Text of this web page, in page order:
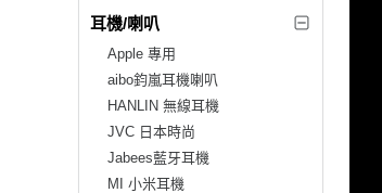
耳機/喇叭
Apple 專用
aibo鈞嵐耳機喇叭
HANLIN 無線耳機
JVC 日本時尚
Jabees藍牙耳機
MI 小米耳機